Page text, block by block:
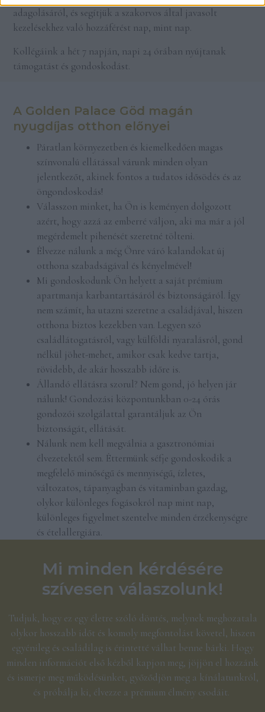
adagolásáról, és segítjük a szakorvos által javasolt
kezelésekhez való hozzáférést nap, mint nap.
Kollégáink a hét 7 napján, napi 24 órában nyújtanak
támogatást és gondoskodást.
A Golden Palace Göd magán
nyugdíjas otthon előnyei
Páratlan környezetben és kiemelkedően magas
színvonalú ellátással várunk minden olyan
jelentkezőt, akinek fontos a tudatos idősödés és az
öngondoskodás!
Válasszon minket, ha Ön is keményen dolgozott
azért, hogy azzá az emberré váljon, aki ma már a jól
megérdemelt pihenését szeretné tölteni.
Élvezze nálunk a még Önre váró kalandokat új
otthona szabadságával és kényelmével!
Mi gondoskodunk Ön helyett a saját prémium
apartmanja karbantartásáról és biztonságáról. Így
nem számít, ha utazni szeretne a családjával, hiszen
otthona biztos kezekben van. Legyen szó
családlátogatásról, vagy külföldi nyaralásról, gond
nélkül jöhet-mehet, amikor csak kedve tartja,
rövidebb, de akár hosszabb időre is.
Állandó ellátásra szorul? Nem gond, jó helyen jár
nálunk! Gondozási központunkban 0-24 órás
gondozói szolgálattal garantáljuk az Ön
biztonságát, ellátását.
Nálunk nem kell megválnia a gasztronómiai
élvezetektől sem. Éttermünk séfje gondoskodik a
megfelelő minőségű és mennyiségű, ízletes,
változatos, tápanyagban és vitaminban gazdag,
olykor különleges fogásokról nap mint nap,
különleges figyelmet szentelve minden érzékenységre
és ételallergiára.
Mi minden kérdésére
szívesen válaszolunk!
Tudjuk, hogy ez egy életre szóló döntés, melynek meghozatala
olykor hosszabb időt és komoly megfontolást követel, hiszen
egyénileg és családilag is érintetté válhat benne bárki. Hogy
minden információt első kézből kapjon meg, jöjjön el hozzánk
és ismerje meg működésünket, győződjön meg a kínálatunkról,
és próbálja ki, élvezze a prémium élmény csodáit.